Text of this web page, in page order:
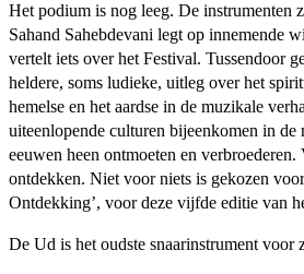
Het podium is nog leeg. De instrumenten
Sahand Sahebdevani legt op innemende
vertelt iets over het Festival. Tussendoor
heldere, soms ludieke, uitleg over het
hemelse en het aardse in de muzikale
uiteenlopende culturen bijeenkomen in
eeuwen heen ontmoeten en
ontdekken. Niet voor niets is gekozen
Ontdekking’, voor deze vijfde editie van
De Ud is het oudste snaarinstrument voor